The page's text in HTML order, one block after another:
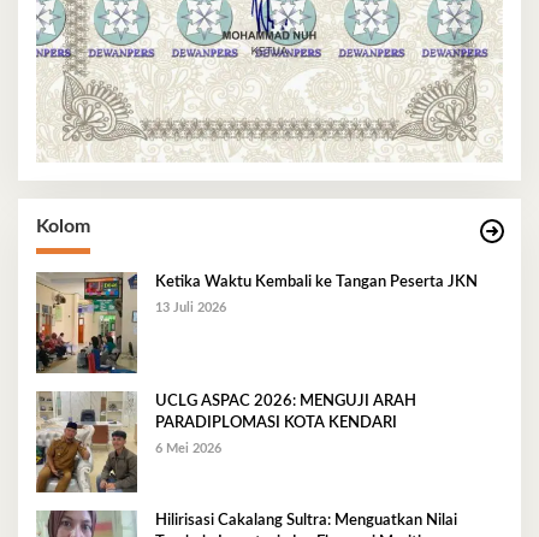
Kolom
Ketika Waktu Kembali ke Tangan Peserta JKN
13 Juli 2026
UCLG ASPAC 2026: MENGUJI ARAH
PARADIPLOMASI KOTA KENDARI
6 Mei 2026
Hilirisasi Cakalang Sultra: Menguatkan Nilai